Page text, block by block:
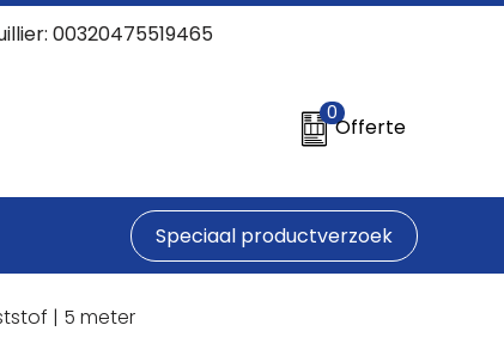
00320475519465
0
Offerte
Speciaal productverzoek
| 5 meter